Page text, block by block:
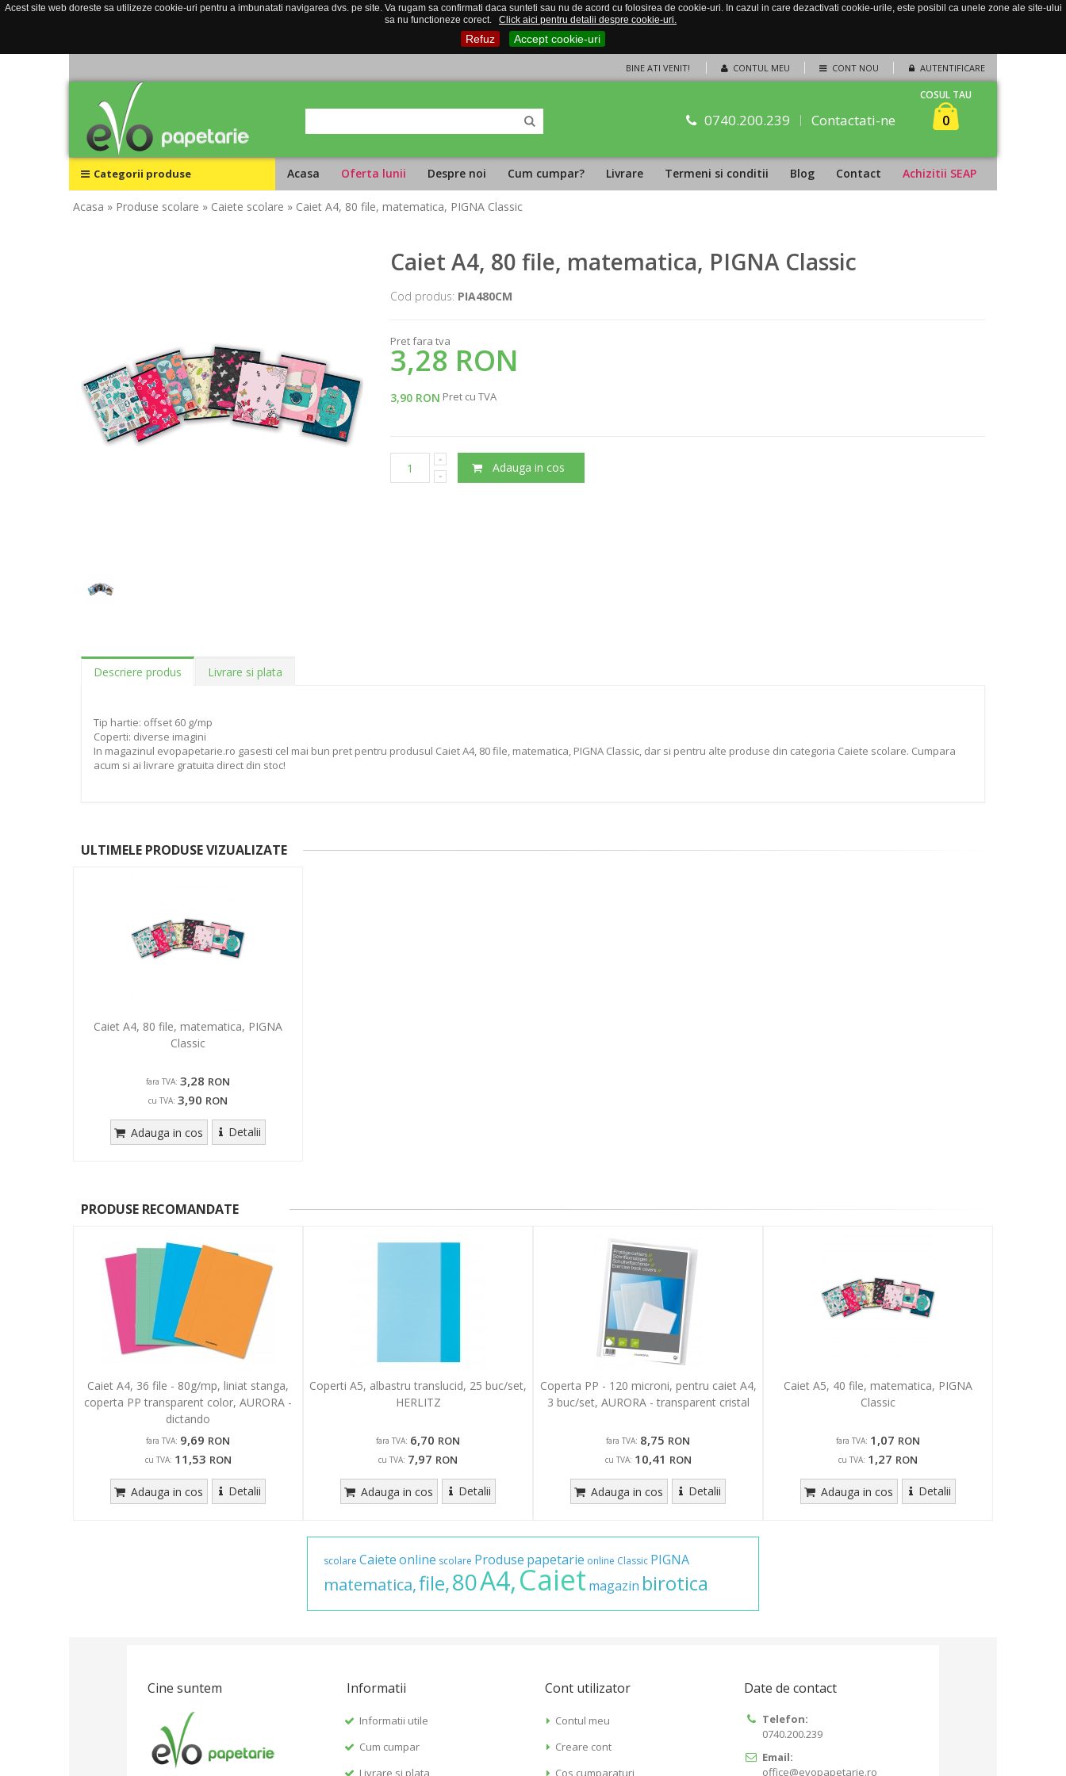
Acest site web doreste sa utilizeze cookie-uri pentru a imbunatati navigarea dvs. pe site. Va rugam sa confirmati daca sunteti sau nu de acord cu folosirea de cookie-uri. In cazul in care dezactivati cookie-urile, este posibil ca unele zone ale site-ului
sa nu functioneze corect.
Click aici pentru detalii despre cookie-uri.
Refuz Accept cookie-uri
CONTUL MEU CONT NOU AUTENTIFICARE
BINE ATI VENIT!
0740.200.239 Contactati-ne
COSUL TAU
0
Categorii produse Acasa Oferta lunii Despre noi Cum cumpar? Livrare Termeni si conditii Blog Contact Achizitii SEAP
Acasa » Produse scolare » Caiete scolare » Caiet A4, 80 file, matematica, PIGNA Classic
Caiet A4, 80 file, matematica, PIGNA Classic
Cod produs: PIA480CM
Pret fara tva
3,28 RON
3,90 RON Pret cu TVA
Adauga in cos
Descriere produs Livrare si plata
Tip hartie: offset 60 g/mp
Coperti: diverse imagini
In magazinul evopapetarie.ro gasesti cel mai bun pret pentru produsul Caiet A4, 80 file, matematica, PIGNA Classic, dar si pentru alte produse din categoria Caiete scolare. Cumpara
acum si ai livrare gratuita direct din stoc!
ULTIMELE PRODUSE VIZUALIZATE
Caiet A4, 80 file, matematica, PIGNA
Classic
fara TVA: 3,28 RON
cu TVA: 3,90 RON
Adauga in cos Detalii
PRODUSE RECOMANDATE
Caiet A4, 36 file - 80g/mp, liniat stanga,
coperta PP transparent color, AURORA -
dictando
fara TVA: 9,69 RON
cu TVA: 11,53 RON
Adauga in cos Detalii
Coperti A5, albastru translucid, 25 buc/set,
HERLITZ
fara TVA: 6,70 RON
cu TVA: 7,97 RON
Adauga in cos Detalii
Coperta PP - 120 microni, pentru caiet A4,
3 buc/set, AURORA - transparent cristal
fara TVA: 8,75 RON
cu TVA: 10,41 RON
Adauga in cos Detalii
Caiet A5, 40 file, matematica, PIGNA
Classic
fara TVA: 1,07 RON
cu TVA: 1,27 RON
Adauga in cos Detalii
scolare Caieteonline scolare Produse papetarie online Classic PIGNA
matematica,file,80A4,Caiet magazin birotica
Cine suntem Informatii
Informatii utile
Cum cumpar
Livrare si plata
Cont utilizator
Contul meu
Creare cont
Cos cumparaturi
Date de contact
Telefon:
0740.200.239
Email:
office@evopapetarie.ro